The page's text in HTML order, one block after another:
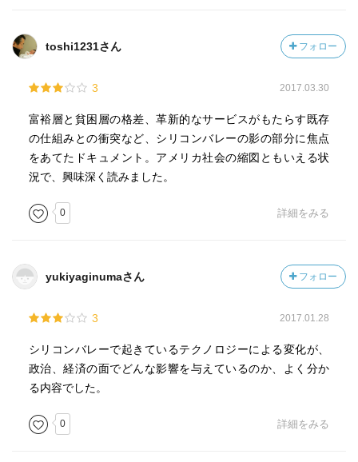
toshi1231さん フォロー
3 2017.03.30
富裕層と貧困層の格差、革新的なサービスがもたらす既存
の仕組みとの衝突など、シリコンバレーの影の部分に焦点
をあてたドキュメント。アメリカ社会の縮図ともいえる状
況で、興味深く読みました。
0 詳細をみる
yukiyaginumaさん フォロー
3 2017.01.28
シリコンバレーで起きているテクノロジーによる変化が、
政治、経済の面でどんな影響を与えているのか、よく分か
る内容でした。
0 詳細をみる